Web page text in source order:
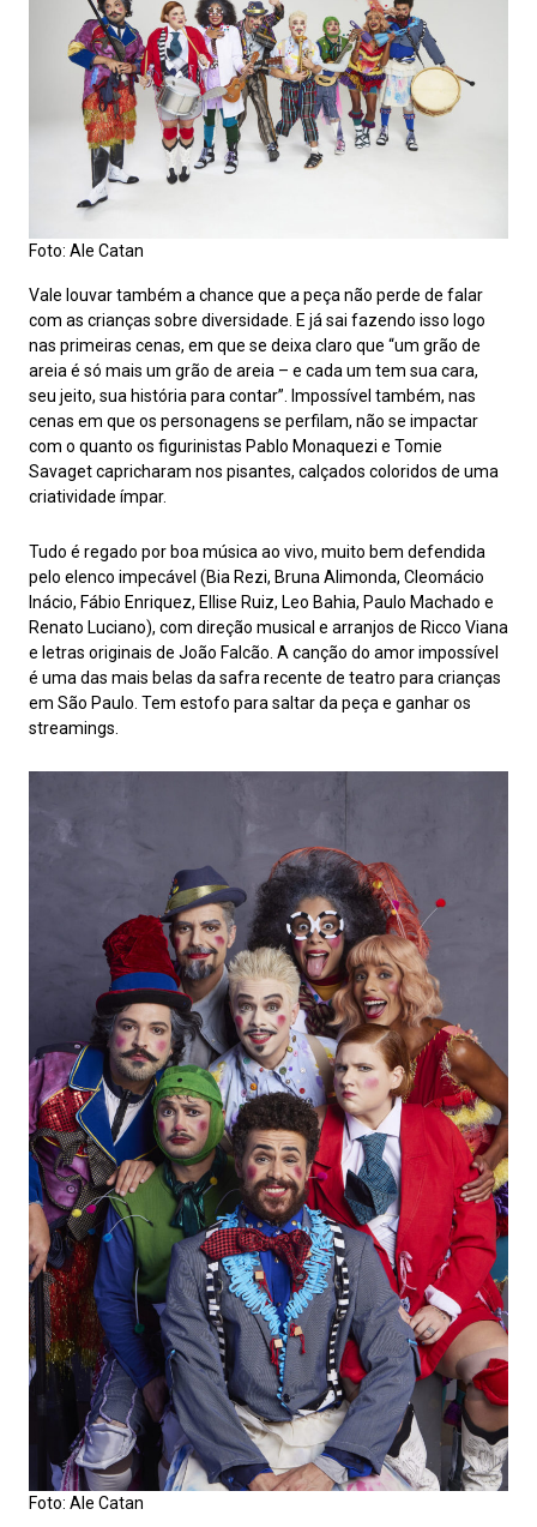
Foto: Ale Catan
Vale louvar também a chance que a peça não perde de falar
com as crianças sobre diversidade. E já sai fazendo isso logo
nas primeiras cenas, em que se deixa claro que “um grão de
areia é só mais um grão de areia – e cada um tem sua cara,
seu jeito, sua história para contar”. Impossível também, nas
cenas em que os personagens se perfilam, não se impactar
com o quanto os figurinistas Pablo Monaquezi e Tomie
Savaget capricharam nos pisantes, calçados coloridos de uma
criatividade ímpar.
Tudo é regado por boa música ao vivo, muito bem defendida
pelo elenco impecável (Bia Rezi, Bruna Alimonda, Cleomácio
Inácio, Fábio Enriquez, Ellise Ruiz, Leo Bahia, Paulo Machado e
Renato Luciano), com direção musical e arranjos de Ricco Viana
e letras originais de João Falcão. A canção do amor impossível
é uma das mais belas da safra recente de teatro para crianças
em São Paulo. Tem estofo para saltar da peça e ganhar os
streamings.
Foto: Ale Catan